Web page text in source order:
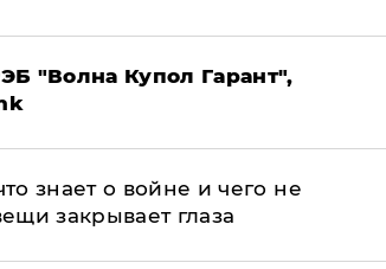
"Волна Купол Гарант",
знает о войне и чего не
закрывает глаза